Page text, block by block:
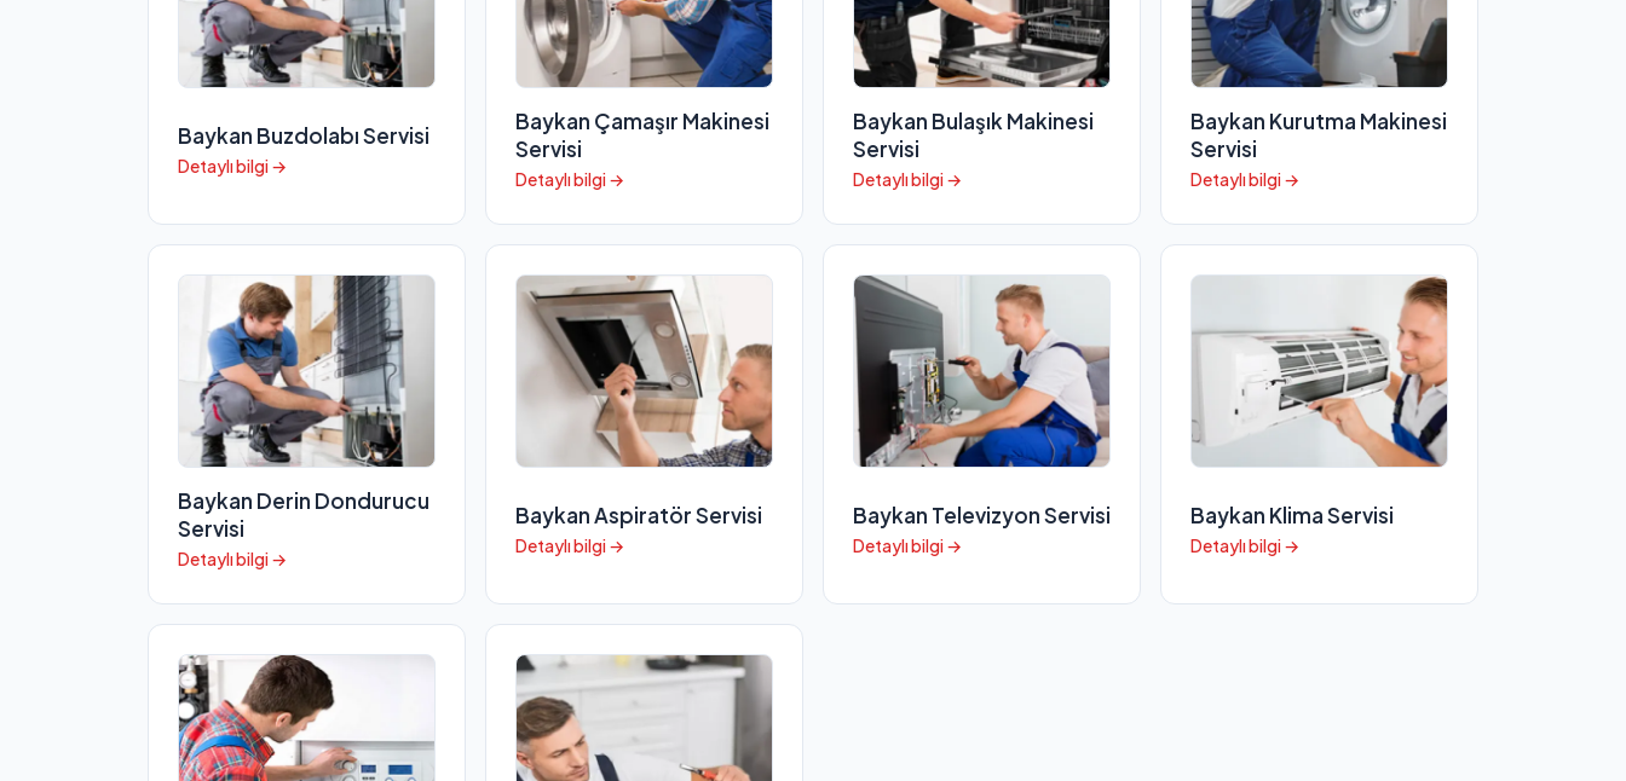
Baykan Buzdolabı Servisi
Detaylı bilgi →
Baykan Çamaşır Makinesi
Servisi
Detaylı bilgi →
Baykan Bulaşık Makinesi
Servisi
Detaylı bilgi →
Baykan Kurutma Makinesi
Servisi
Detaylı bilgi →
Baykan Derin Dondurucu
Servisi
Detaylı bilgi →
Baykan Aspiratör Servisi
Detaylı bilgi →
Baykan Televizyon Servisi
Detaylı bilgi →
Baykan Klima Servisi
Detaylı bilgi →